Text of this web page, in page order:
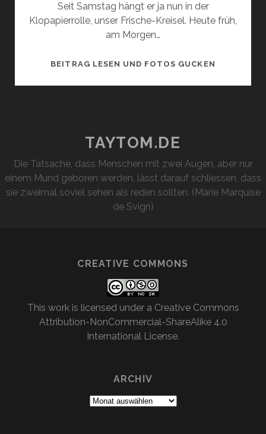
Seit Samstag hängt er ja nun in der
Klopapierrolle, unser Frische-Kreisel. Heute früh,
am Morgen…
BEITRAG LESEN UND FOTOS GUCKEN
TAYTOM.DE
Die Tatsache, dass Menschen mit zwei Augen, aber nur
einem Mund geboren werden, lässt darauf schliessen, dass
sie zweimal soviel sehen als reden sollten. (Marie Marquise
de Svign)
CREATIVE COMMONS
This work is licensed under a Creative Commons
Attribution-NonCommercial-ShareAlike 4.0
International License.
ARCHIV
Archiv